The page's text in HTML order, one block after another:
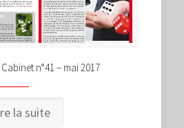
n°41 – mai 2017
la suite